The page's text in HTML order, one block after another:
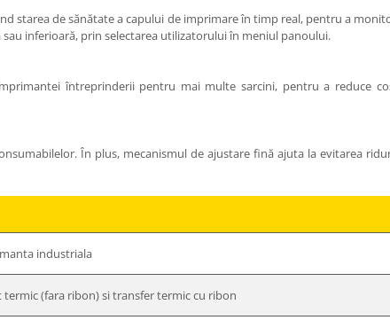
starea de sănătate a capului de imprimare în timp real, pentru a
inferioară, prin selectarea utilizatorului în meniul panoului.
întreprinderii pentru mai multe sarcini, pentru a reduce
În plus, mecanismul de ajustare fină ajuta la evitarea
industriala
termic (fara ribon) si transfer termic cu ribon